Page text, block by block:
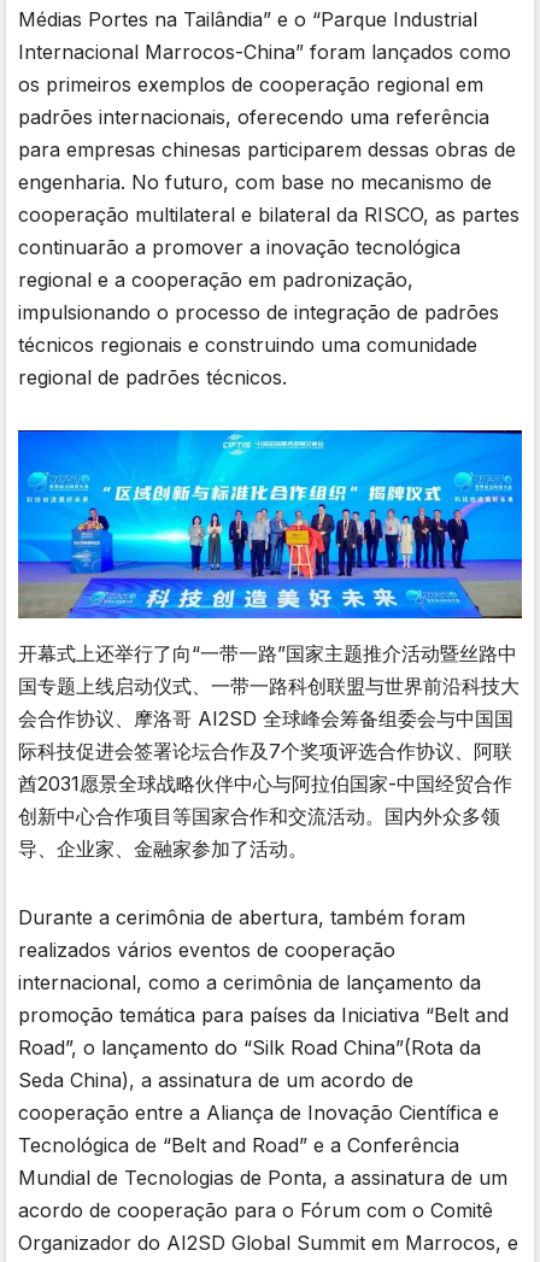
Médias Portes na Tailândia” e o “Parque Industrial
Internacional Marrocos-China” foram lançados como
os primeiros exemplos de cooperação regional em
padrões internacionais, oferecendo uma referência
para empresas chinesas participarem dessas obras de
engenharia. No futuro, com base no mecanismo de
cooperação multilateral e bilateral da RISCO, as partes
continuarão a promover a inovação tecnológica
regional e a cooperação em padronização,
impulsionando o processo de integração de padrões
técnicos regionais e construindo uma comunidade
regional de padrões técnicos.
开幕式上还举行了向“一带一路”国家主题推介活动暨丝路中
国专题上线启动仪式、一带一路科创联盟与世界前沿科技大
会合作协议、摩洛哥 AI2SD 全球峰会筹备组委会与中国国
际科技促进会签署论坛合作及7个奖项评选合作协议、阿联
酋2031愿景全球战略伙伴中心与阿拉伯国家-中国经贸合作
创新中心合作项目等国家合作和交流活动。国内外众多领
导、企业家、金融家参加了活动。
Durante a cerimônia de abertura, também foram
realizados vários eventos de cooperação
internacional, como a cerimônia de lançamento da
promoção temática para países da Iniciativa “Belt and
Road”, o lançamento do “Silk Road China”(Rota da
Seda China), a assinatura de um acordo de
cooperação entre a Aliança de Inovação Científica e
Tecnológica de “Belt and Road” e a Conferência
Mundial de Tecnologias de Ponta, a assinatura de um
acordo de cooperação para o Fórum com o Comitê
Organizador do AI2SD Global Summit em Marrocos, e